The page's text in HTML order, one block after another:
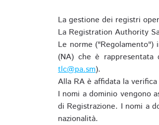
La gestione dei registri
La Registration Authority
Le norme
(NA) che è rappresentata
tlc@pa.sm).
Alla RA è affidata la
I nomi a dominio vengono
di Registrazione. I nomi a
nazionalità.